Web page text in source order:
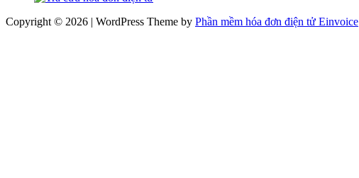
Copyright © 2026 | WordPress Theme by Phần mềm hóa đơn điện tử Einvoice